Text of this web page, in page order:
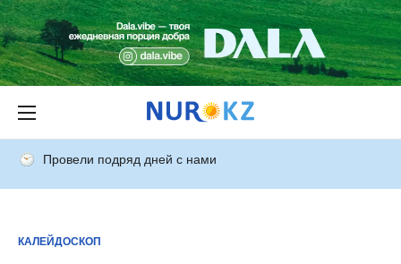
Провели подряд дней с нами
КАЛЕЙДОСКОП